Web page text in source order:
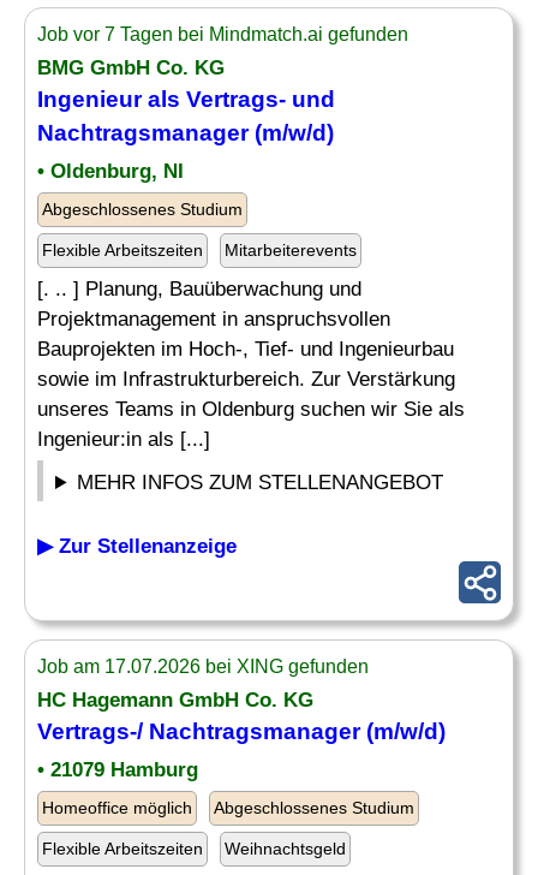
Job vor 7 Tagen bei Mindmatch.ai gefunden
BMG GmbH Co. KG
Ingenieur als Vertrags- und
Nachtragsmanager(m/w/d)
• Oldenburg, NI
Abgeschlossenes Studium
Flexible Arbeitszeiten Mitarbeiterevents
[. .. ] Planung, Bauüberwachung und
Projektmanagement in anspruchsvollen
Bauprojekten im Hoch-, Tief- und Ingenieurbau
sowie im Infrastrukturbereich. Zur Verstärkung
unseres Teams in Oldenburg suchen wir Sie als
Ingenieur:in als [...]
MEHR INFOS ZUM STELLENANGEBOT
▶ Zur Stellenanzeige
Job am 17.07.2026 bei XING gefunden
HC Hagemann GmbH Co. KG
Vertrags-/ Nachtragsmanager(m/w/d)
• 21079 Hamburg
Homeoffice möglich Abgeschlossenes Studium
Flexible Arbeitszeiten Weihnachtsgeld